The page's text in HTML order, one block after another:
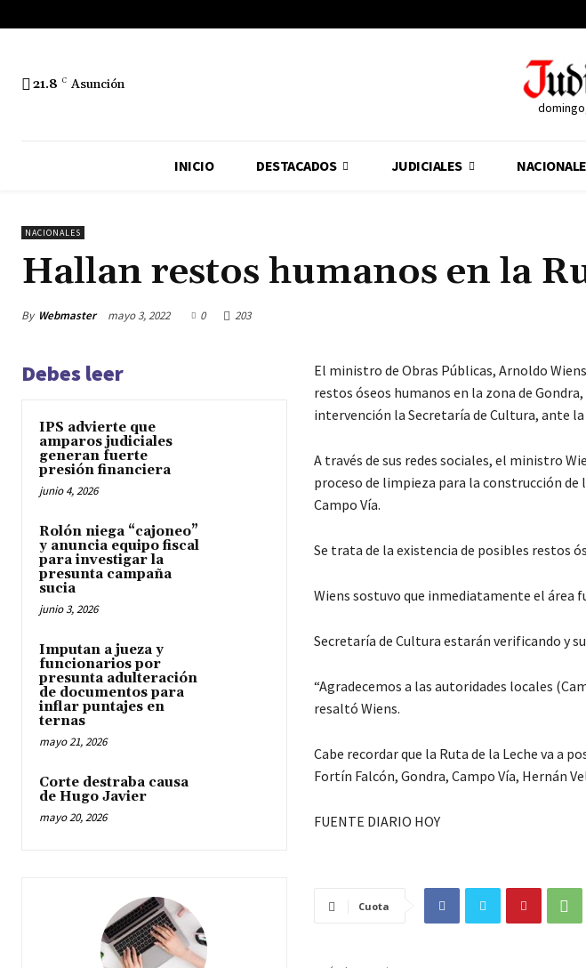
21.8 C Asunción
INICIO DESTACADOS JUDICIALES
NACIONALES
Hallan restos humanos en la
By Webmaster mayo 3, 2022 0 203
Debes leer
IPS advierte que
amparos judiciales
generan fuerte
presión financiera
junio 4, 2026
Rolón niega “cajoneo”
y anuncia equipo fiscal
para investigar la
presunta campaña
sucia
junio 3, 2026
Imputan a jueza y
funcionarios por
presunta adulteración
de documentos para
inflar puntajes en
ternas
mayo 21, 2026
Corte destraba causa
de Hugo Javier
mayo 20, 2026
El ministro de Obras Públicas, Arnoldo
restos óseos humanos en la zona de
intervención la Secretaría de Cultura, ante
A través de sus redes sociales, el ministro
proceso de limpieza para la construcción de
Campo Vía.
Se trata de la existencia de posibles restos
Wiens sostuvo que inmediatamente el área
Secretaría de Cultura estarán verificando y
“Agradecemos a las autoridades locales
resaltó Wiens.
Cabe recordar que la Ruta de la Leche va a
Fortín Falcón, Gondra, Campo Vía, Hernán
FUENTE DIARIO HOY
Cuota